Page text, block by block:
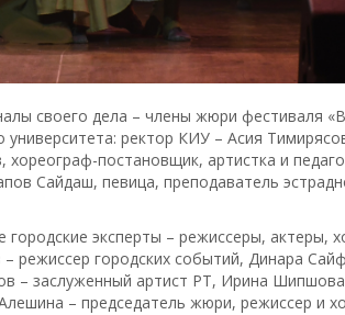
своего дела – члены жюри фестиваля
университета: ректор КИУ – Асия
постановщик, артистка и
Сайдаш, певица, преподаватель
эксперты – режиссеры, актеры,
режиссер городских событий, Динара
– заслуженный артист РТ, Ирина
– председатель жюри, режиссер и